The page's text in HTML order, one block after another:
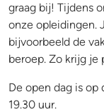
graag bij! Tijdens
onze opleidingen.
bijvoorbeeld de
beroep. Zo krijg je
De open dag is
19.30 uur.